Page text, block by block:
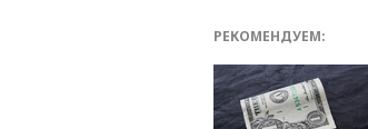
РЕКОМЕНДУЕМ: